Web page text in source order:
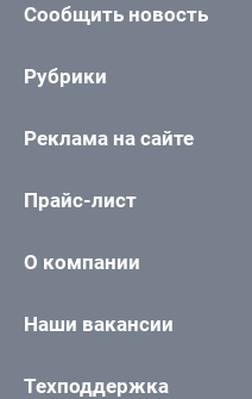
Сообщить новость
Рубрики
Реклама на сайте
Прайс-лист
О компании
Наши вакансии
Техподдержка